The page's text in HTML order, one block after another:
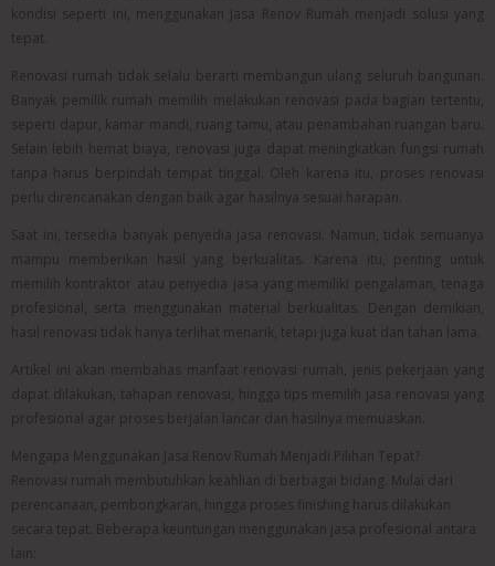
kondisi seperti ini, menggunakan Jasa Renov Rumah menjadi solusi yang
tepat.
Renovasi rumah tidak selalu berarti membangun ulang seluruh bangunan.
Banyak pemilik rumah memilih melakukan renovasi pada bagian tertentu,
seperti dapur, kamar mandi, ruang tamu, atau penambahan ruangan baru.
Selain lebih hemat biaya, renovasi juga dapat meningkatkan fungsi rumah
tanpa harus berpindah tempat tinggal. Oleh karena itu, proses renovasi
perlu direncanakan dengan baik agar hasilnya sesuai harapan.
Saat ini, tersedia banyak penyedia jasa renovasi. Namun, tidak semuanya
mampu memberikan hasil yang berkualitas. Karena itu, penting untuk
memilih kontraktor atau penyedia jasa yang memiliki pengalaman, tenaga
profesional, serta menggunakan material berkualitas. Dengan demikian,
hasil renovasi tidak hanya terlihat menarik, tetapi juga kuat dan tahan lama.
Artikel ini akan membahas manfaat renovasi rumah, jenis pekerjaan yang
dapat dilakukan, tahapan renovasi, hingga tips memilih jasa renovasi yang
profesional agar proses berjalan lancar dan hasilnya memuaskan.
Mengapa Menggunakan Jasa Renov Rumah Menjadi Pilihan Tepat?
Renovasi rumah membutuhkan keahlian di berbagai bidang. Mulai dari
perencanaan, pembongkaran, hingga proses finishing harus dilakukan
secara tepat. Beberapa keuntungan menggunakan jasa profesional antara
lain: